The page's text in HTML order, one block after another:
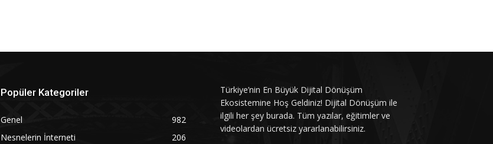
Popüler Kategoriler
Genel
982
Nesnelerin İnterneti
206
Türkiye’nin En Büyük Dijital Dönüşüm
Ekosistemine Hoş Geldiniz! Dijital Dönüşüm ile
ilgili her şey burada. Tüm yazılar, eğitimler ve
videolardan ücretsiz yararlanabilirsiniz.